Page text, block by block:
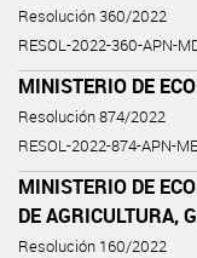
Resolución 360/2022
RESOL-2022-360-APN-
MINISTERIO DE
Resolución 874/2022
RESOL-2022-874-APN-
MINISTERIO DE
DE AGRICULTURA,
Resolución 160/2022